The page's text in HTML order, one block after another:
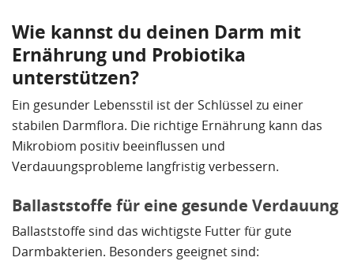
Wie kannst du deinen Darm mit
Ernährung und Probiotika
unterstützen?
Ein gesunder Lebensstil ist der Schlüssel zu einer
stabilen Darmflora. Die richtige Ernährung kann das
Mikrobiom positiv beeinflussen und
Verdauungsprobleme langfristig verbessern.
Ballaststoffe für eine gesunde Verdauung
Ballaststoffe sind das wichtigste Futter für gute
Darmbakterien. Besonders geeignet sind: